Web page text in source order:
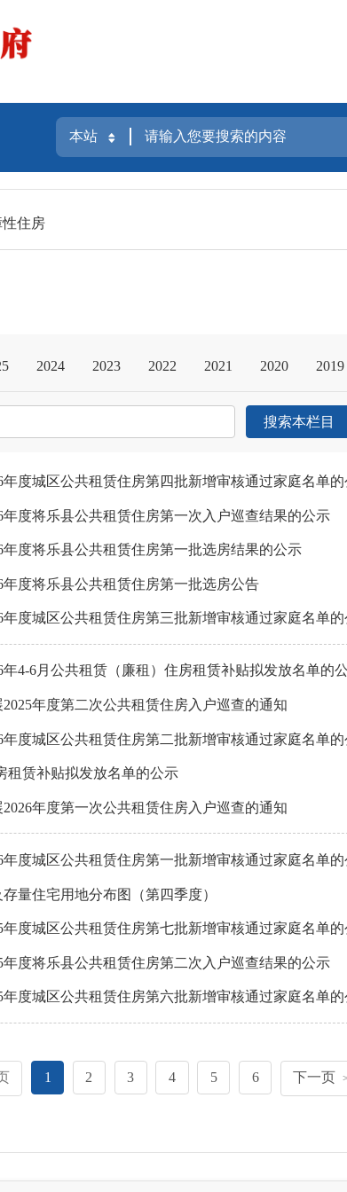
性住房
2024 2023 2022 2021 2020 2019
搜索本栏目
度城区公共租赁住房第四批新增审核通过家庭名单
度将乐县公共租赁住房第一次入户巡查结果的公示
度将乐县公共租赁住房第一批选房结果的公示
度将乐县公共租赁住房第一批选房公告
度城区公共租赁住房第三批新增审核通过家庭名单
4-6月公共租赁（廉租）住房租赁补贴拟发放名单的
年度第二次公共租赁住房入户巡查的通知
度城区公共租赁住房第二批新增审核通过家庭名单
租赁补贴拟发放名单的公示
年度第一次公共租赁住房入户巡查的通知
度城区公共租赁住房第一批新增审核通过家庭名单
量住宅用地分布图（第四季度）
度城区公共租赁住房第七批新增审核通过家庭名单
度将乐县公共租赁住房第二次入户巡查结果的公示
度城区公共租赁住房第六批新增审核通过家庭名单
1 2 3 4 5 6 下一页